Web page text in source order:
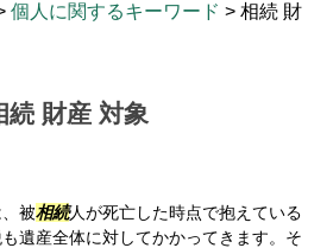
個人に関するキーワード > 相続 財
続 財産 対象
被相続人が死亡した時点で抱えている
遺産全体に対してかかってきます。そ